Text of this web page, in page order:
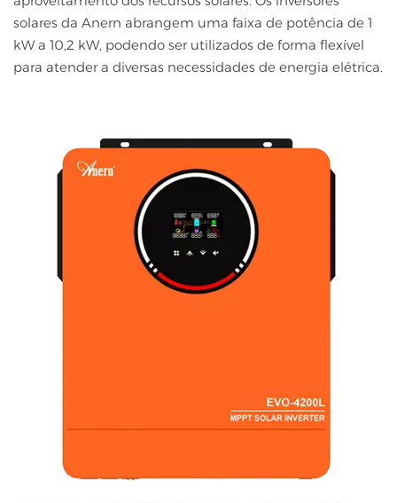
solares da Anern abrangem uma faixa de potência de 1
kW a 10,2 kW, podendo ser utilizados de forma flexível
para atender a diversas necessidades de energia elétrica.